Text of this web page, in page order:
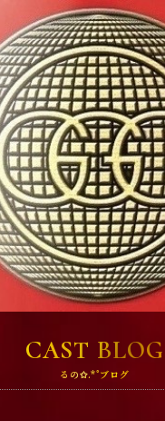
CAST BLOG
るの✩.*˚ブログ